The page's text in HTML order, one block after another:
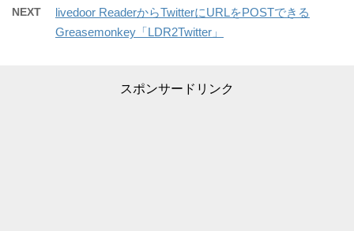
NEXT
livedoor ReaderからTwitterにURLをPOSTできる
Greasemonkey「LDR2Twitter」
スポンサードリンク